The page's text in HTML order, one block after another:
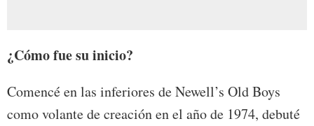
¿Cómo fue su inicio?
Comencé en las inferiores de Newell’s Old Boys
como volante de creación en el año de 1974, debuté